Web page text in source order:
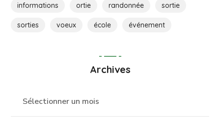
informations ortie randonnée sortie
sorties voeux école événement
Archives